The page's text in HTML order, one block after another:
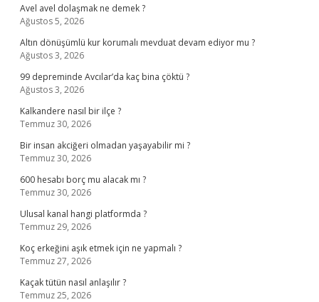
Avel avel dolaşmak ne demek ?
Ağustos 5, 2026
Altın dönüşümlü kur korumalı mevduat devam ediyor mu ?
Ağustos 3, 2026
99 depreminde Avcılar’da kaç bina çöktü ?
Ağustos 3, 2026
Kalkandere nasıl bir ilçe ?
Temmuz 30, 2026
Bir insan akciğeri olmadan yaşayabilir mi ?
Temmuz 30, 2026
600 hesabı borç mu alacak mı ?
Temmuz 30, 2026
Ulusal kanal hangi platformda ?
Temmuz 29, 2026
Koç erkeğini aşık etmek için ne yapmalı ?
Temmuz 27, 2026
Kaçak tütün nasıl anlaşılır ?
Temmuz 25, 2026